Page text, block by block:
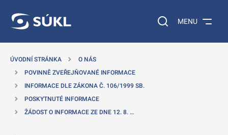
Vyhledávání na
MENU
ÚVODNÍ STRÁNKA
O NÁS
POVINNĚ ZVEŘEJŇOVANÉ INFORMACE
INFORMACE DLE ZÁKONA Č. 106/1999 SB.
POSKYTNUTÉ INFORMACE
ŽÁDOST O INFORMACE ZE DNE 12. 8. …